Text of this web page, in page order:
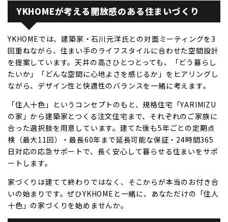
YKHOMEが考える開放感のある住まいづくり
YKHOMEでは、建築家・石川元洋氏との対面ミーティングを3
回重ねながら、住まい手のライフスタイルに合わせた空間設計
を提案しています。天井の高さひとつとっても、「どう暮らし
たいか」「どんな空間に心地よさを感じるか」をヒアリングし
ながら、デザイン性と快適性のバランスを一緒に考えます。
「住人十色」というコンセプトのもと、規格住宅「YARIMIZU
の家」から建築家とつくる注文住宅まで、それぞれのご家族に
合った選択肢を用意しています。建てた後も5年ごとの定期点
検（最大11回）・最長60年まで延長可能な保証・24時間365
日対応の応急サポートで、長く安心して暮らせる住まいをサポ
ートします。
家づくりは建てて終わりではなく、そこからが本当のお付き合
いの始まりです。ぜひYKHOMEと一緒に、あなただけの「住人
十色」の家づくりを始めませんか。